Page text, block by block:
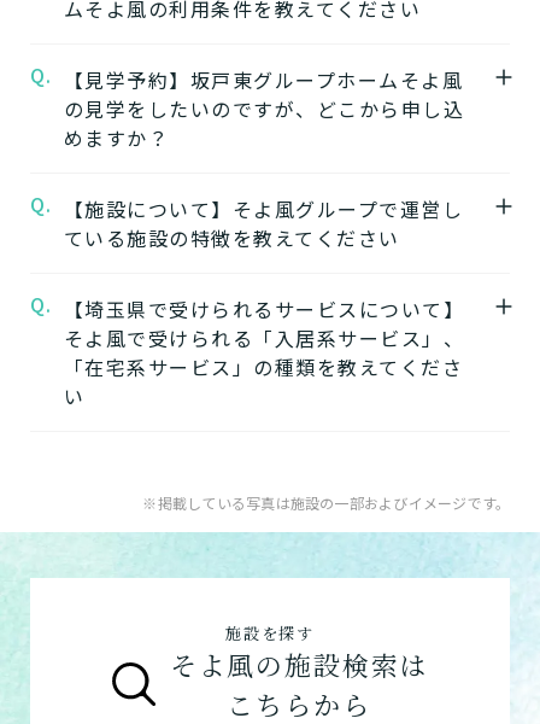
坂戸東グループホームそよ風 の公式ページで
ています。
★施設の雰囲気★
は施設の写真から雰囲気をご確認いただけま
す。
ムそよ風の利用条件を教えてください
要介護度：要支援2、要介護1、要介護2、要
介護3、要介護4、要介護5
※施設ごとに年齢などの入居条件がございま
※認定のご状況によって受けられるサービス
が変わります。
さい。
Q.
【見学予約】坂戸東グループホームそよ風
の見学をしたいのですが、どこから申し込
めますか？
坂戸東グループホームそよ風の見学はこちら
よりお申込みいただけます。
む
★そのほかこの介護施設について…相談した
お問い合わせフォームはこちら
Q.
【施設について】そよ風グループで運営し
ている施設の特徴を教えてください
そよ風では下記のタイプの入居系施設をご用
意しています。それぞれの施設の特徴、ご利
用者様の目的、要介護度に合わせてご利用い
ただけます。
健康型有料老人ホーム※2024年6月現在、
健康型有料老人ホームは交欒 湘南佐島のみと
なります
グループホームの特徴
シニア向けマンションの特徴
Q.
【埼玉県で受けられるサービスについて】
そよ風で受けられる「入居系サービス」、
「在宅系サービス」の種類を教えてくださ
い
入居系サービス ：ホームに入居したい方向け
の施設一覧は以下です。
サービス付き高齢者向け住宅
グループホーム
※掲載している写真は施設の一部およびイメージです。
施設を探す
そよ風の施設検索は
こちらから